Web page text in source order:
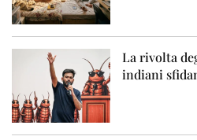
La rivolta
indiani